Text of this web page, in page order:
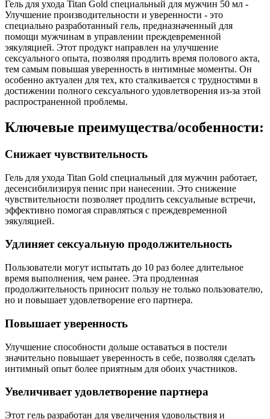
Гель для ухода Titan Gold специальный для мужчин 50 мл -
Улучшение производительности и уверенности - это
специально разработанный гель, предназначенный для
помощи мужчинам в управлении преждевременной
эякуляцией. Этот продукт направлен на улучшение
сексуального опыта, позволяя продлить время полового акта,
тем самым повышая уверенность в интимные моменты. Он
особенно актуален для тех, кто сталкивается с трудностями в
достижении полного сексуального удовлетворения из-за этой
распространенной проблемы.
Ключевые преимущества/особенности:
Снижает чувствительность
Гель для ухода Titan Gold специальный для мужчин работает,
десенсибилизируя пенис при нанесении. Это снижение
чувствительности позволяет продлить сексуальные встречи,
эффективно помогая справляться с преждевременной
эякуляцией.
Удлиняет сексуальную продолжительность
Пользователи могут испытать до 10 раз более длительное
время выполнения, чем ранее. Эта продленная
продолжительность приносит пользу не только пользователю,
но и повышает удовлетворение его партнера.
Повышает уверенность
Улучшение способности дольше оставаться в постели
значительно повышает уверенность в себе, позволяя сделать
интимный опыт более приятным для обоих участников.
Увеличивает удовлетворение партнера
Этот гель разработан для увеличения удовольствия и